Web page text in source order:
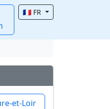
🇫🇷 FR
et-Loir